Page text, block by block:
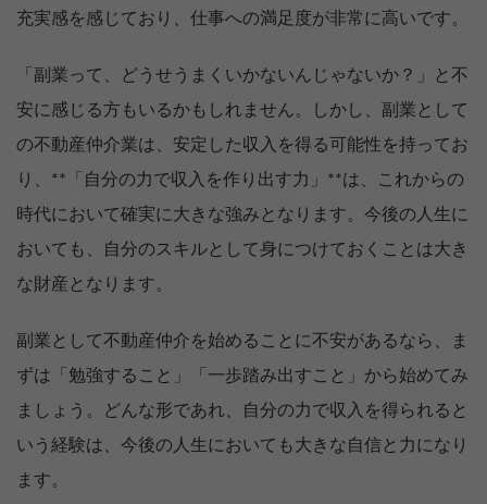
充実感を感じており、仕事への満足度が非常に高いです。
「副業って、どうせうまくいかないんじゃないか？」と不
安に感じる方もいるかもしれません。しかし、副業として
の不動産仲介業は、安定した収入を得る可能性を持ってお
り、**「自分の力で収入を作り出す力」**は、これからの
時代において確実に大きな強みとなります。今後の人生に
おいても、自分のスキルとして身につけておくことは大き
な財産となります。
副業として不動産仲介を始めることに不安があるなら、ま
ずは「勉強すること」「一歩踏み出すこと」から始めてみ
ましょう。どんな形であれ、自分の力で収入を得られると
いう経験は、今後の人生においても大きな自信と力になり
ます。